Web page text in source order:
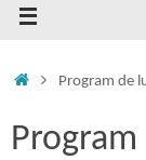
PrimaProgram de